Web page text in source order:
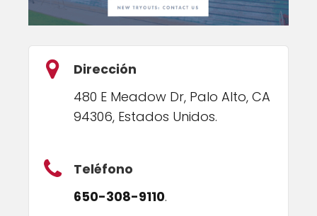
Dirección
480 E Meadow Dr, Palo Alto, CA
94306, Estados Unidos.
Teléfono
650-308-9110.